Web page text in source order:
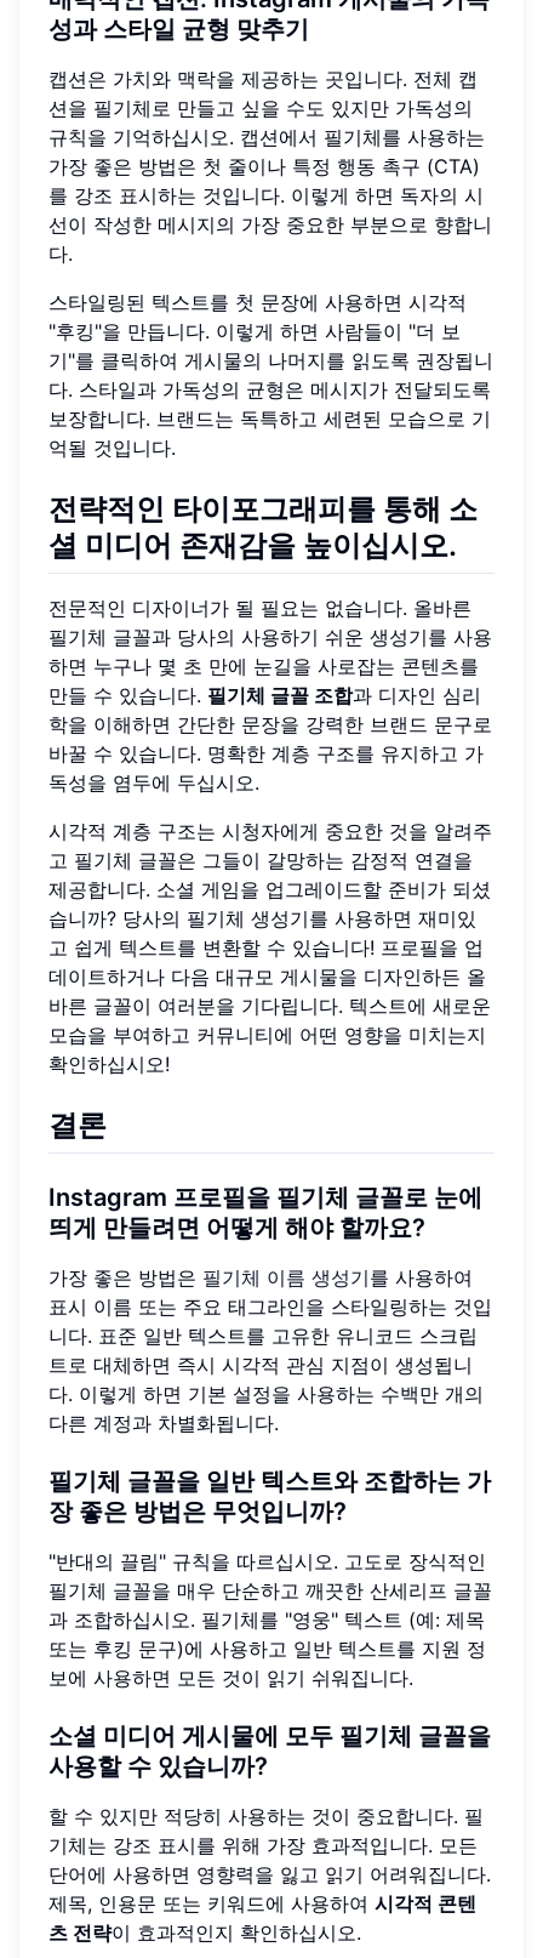
성과 스타일 균형 맞추기
캡션은 가치와 맥락을 제공하는 곳입니다. 전체 캡
션을 필기체로 만들고 싶을 수도 있지만 가독성의
규칙을 기억하십시오. 캡션에서 필기체를 사용하는
가장 좋은 방법은 첫 줄이나 특정 행동 촉구 (CTA)
를 강조 표시하는 것입니다. 이렇게 하면 독자의 시
선이 작성한 메시지의 가장 중요한 부분으로 향합니
다.
스타일링된 텍스트를 첫 문장에 사용하면 시각적
"후킹"을 만듭니다. 이렇게 하면 사람들이 "더 보
기"를 클릭하여 게시물의 나머지를 읽도록 권장됩니
다. 스타일과 가독성의 균형은 메시지가 전달되도록
보장합니다. 브랜드는 독특하고 세련된 모습으로 기
억될 것입니다.
전략적인 타이포그래피를 통해 소
셜 미디어 존재감을 높이십시오.
전문적인 디자이너가 될 필요는 없습니다. 올바른
필기체 글꼴과 당사의 사용하기 쉬운 생성기를 사용
하면 누구나 몇 초 만에 눈길을 사로잡는 콘텐츠를
만들 수 있습니다. 필기체 글꼴 조합과 디자인 심리
학을 이해하면 간단한 문장을 강력한 브랜드 문구로
바꿀 수 있습니다. 명확한 계층 구조를 유지하고 가
독성을 염두에 두십시오.
시각적 계층 구조는 시청자에게 중요한 것을 알려주
고 필기체 글꼴은 그들이 갈망하는 감정적 연결을
제공합니다. 소셜 게임을 업그레이드할 준비가 되셨
습니까? 당사의 필기체 생성기를 사용하면 재미있
고 쉽게 텍스트를 변환할 수 있습니다! 프로필을 업
데이트하거나 다음 대규모 게시물을 디자인하든 올
바른 글꼴이 여러분을 기다립니다. 텍스트에 새로운
모습을 부여하고 커뮤니티에 어떤 영향을 미치는지
확인하십시오!
결론
Instagram 프로필을 필기체 글꼴로 눈에
띄게 만들려면 어떻게 해야 할까요?
가장 좋은 방법은 필기체 이름 생성기를 사용하여
표시 이름 또는 주요 태그라인을 스타일링하는 것입
니다. 표준 일반 텍스트를 고유한 유니코드 스크립
트로 대체하면 즉시 시각적 관심 지점이 생성됩니
다. 이렇게 하면 기본 설정을 사용하는 수백만 개의
다른 계정과 차별화됩니다.
필기체 글꼴을 일반 텍스트와 조합하는 가
장 좋은 방법은 무엇입니까?
"반대의 끌림" 규칙을 따르십시오. 고도로 장식적인
필기체 글꼴을 매우 단순하고 깨끗한 산세리프 글꼴
과 조합하십시오. 필기체를 "영웅" 텍스트 (예: 제목
또는 후킹 문구)에 사용하고 일반 텍스트를 지원 정
보에 사용하면 모든 것이 읽기 쉬워집니다.
소셜 미디어 게시물에 모두 필기체 글꼴을
사용할 수 있습니까?
할 수 있지만 적당히 사용하는 것이 중요합니다. 필
기체는 강조 표시를 위해 가장 효과적입니다. 모든
단어에 사용하면 영향력을 잃고 읽기 어려워집니다.
제목, 인용문 또는 키워드에 사용하여 시각적 콘텐
츠 전략이 효과적인지 확인하십시오.